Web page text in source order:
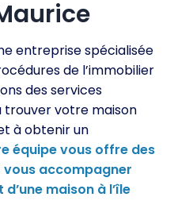
entreprise spécialisée
de l’immobilier
des services
trouver votre maison
à obtenir un
équipe vous offre des
vous accompagner
maison à l’île